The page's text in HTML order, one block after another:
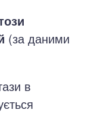
(за даними
в